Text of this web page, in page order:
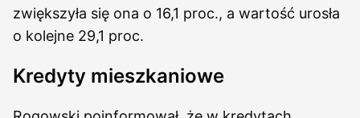
zwiększyła się ona o 16,1 proc., a wartość urosła
o kolejne 29,1 proc.
Kredyty mieszkaniowe